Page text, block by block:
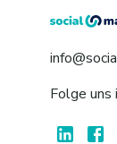
Folge uns